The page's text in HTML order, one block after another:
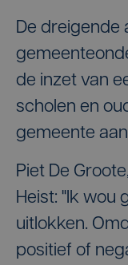
De dreigende
de inzet van
scholen en
gemeente
Piet De
Heist: "Ik wou
uitlokken.
positief of